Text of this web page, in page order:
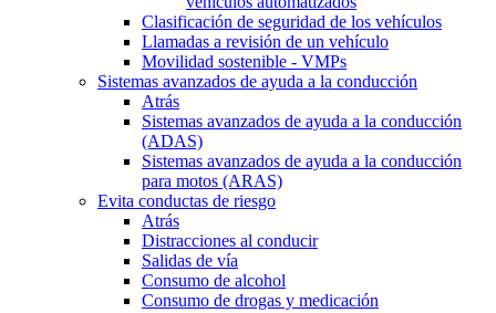
Clasificación de seguridad de los vehículos
Llamadas a revisión de un vehículo
Movilidad sostenible - VMPs
Sistemas avanzados de ayuda a la conducción
Atrás
Sistemas avanzados de ayuda a la conducción
(ADAS)
Sistemas avanzados de ayuda a la conducción
para motos (ARAS)
Evita conductas de riesgo
Atrás
Distracciones al conducir
Salidas de vía
Consumo de alcohol
Consumo de drogas y medicación